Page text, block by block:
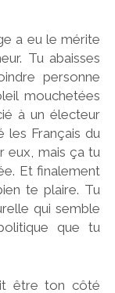
a eu le mérite
Tu abaisses
personne
mouchetées
à un électeur
les Français du
eux, mais ça tu
Et finalement
te plaire. Tu
qui semble
que tu
être ton côté